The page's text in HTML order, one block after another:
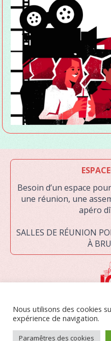
LA JOC ASBL EST UNE
FÉDÉRATION WALLONIE-
DE MILIEUX POPULAIRES ET LES
DES ACTIONS
Besoin d’un espace
une réunion, une
apéro
SALLES DE RÉUNION
À
Nous utilisons des cookies
expérience de navigation.
Paramêtres des cookies